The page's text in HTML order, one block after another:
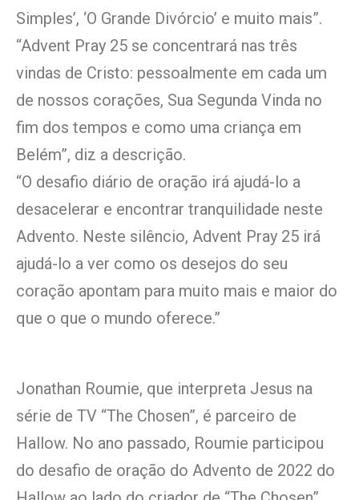
Simples’, ‘O Grande Divórcio’ e muito mais”.
“Advent Pray 25 se concentrará nas três
vindas de Cristo: pessoalmente em cada um
de nossos corações, Sua Segunda Vinda no
fim dos tempos e como uma criança em
Belém”, diz a descrição.
“O desafio diário de oração irá ajudá-lo a
desacelerar e encontrar tranquilidade neste
Advento. Neste silêncio, Advent Pray 25 irá
ajudá-lo a ver como os desejos do seu
coração apontam para muito mais e maior do
que o que o mundo oferece.”
Jonathan Roumie, que interpreta Jesus na
série de TV “The Chosen”, é parceiro de
Hallow. No ano passado, Roumie participou
do desafio de oração do Advento de 2022 do